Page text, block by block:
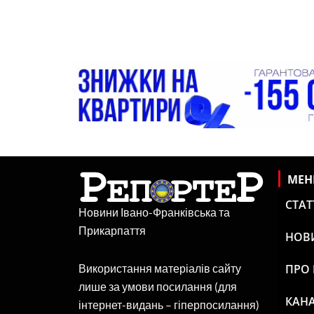
Новини Івано-Франківська та
Прикарпаття
Використання матеріалів сайту
лише за умови посилання (для
інтернет-видань – гіперпосилання)
ПРО